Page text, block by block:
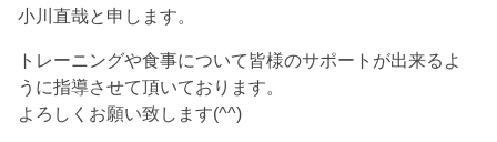
小川直哉と申します。
トレーニングや食事について皆様のサポートが出来るよ
うに指導させて頂いております。
よろしくお願い致します(^^)